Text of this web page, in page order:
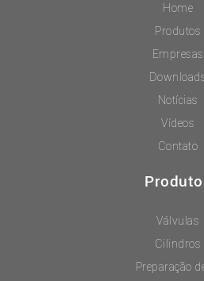
Home
Produtos
Empresas
Notícias
Vídeos
Contato
Válvulas
Cilindros
Preparação